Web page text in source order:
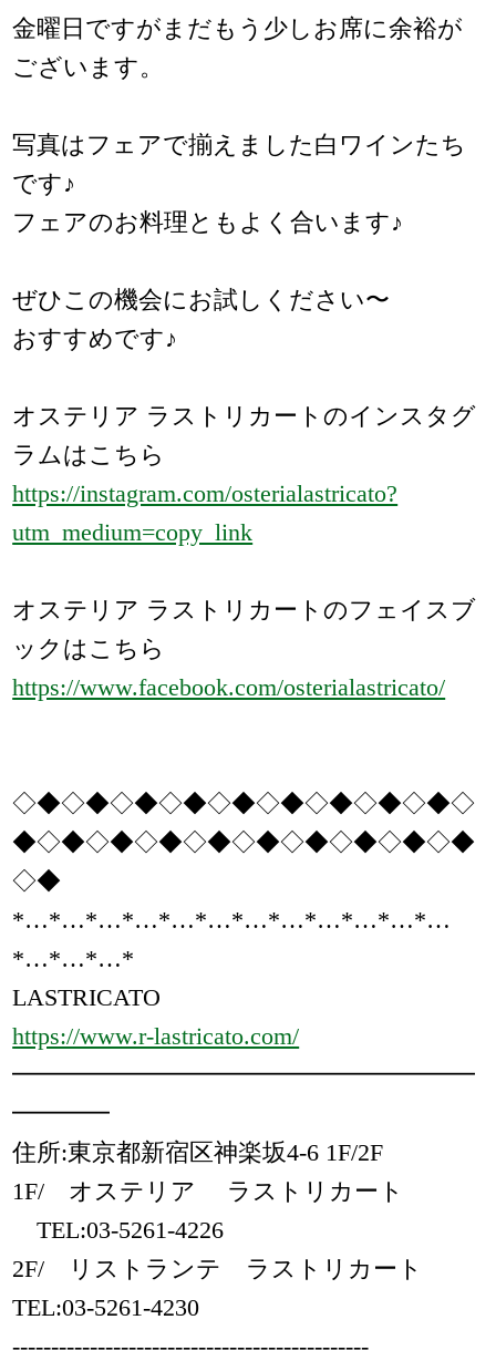
金曜日ですがまだもう少しお席に余裕が
ございます。
写真はフェアで揃えました白ワインたち
です♪
フェアのお料理ともよく合います♪
ぜひこの機会にお試しください〜
おすすめです♪
オステリア ラストリカートのインスタグ
ラムはこちら
https://instagram.com/osterialastricato?
utm_medium=copy_link
オステリア ラストリカートのフェイスブ
ックはこちら
https://www.facebook.com/osterialastricato/
◇◆◇◆◇◆◇◆◇◆◇◆◇◆◇◆◇◆◇
◆◇◆◇◆◇◆◇◆◇◆◇◆◇◆◇◆◇◆
◇◆
*…*…*…*…*…*…*…*…*…*…*…*…
*…*…*…*
LASTRICATO
https://www.r-lastricato.com/
━━━━━━━━━━━━━━━━━━━
━━━━
住所:東京都新宿区神楽坂4-6 1F/2F
1F/ オステリア ラストリカート
TEL:03-5261-4226
2F/ リストランテ ラストリカート
TEL:03-5261-4230
----------------------------------------------